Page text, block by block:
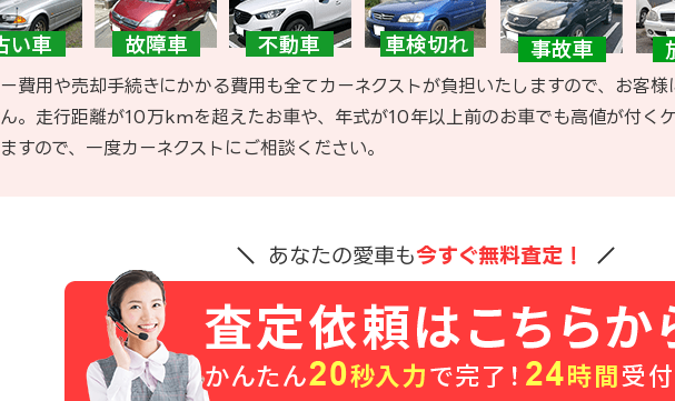
費用や売却手続きにかかる費用も全てカーネクストが負担いたしますので、お客
。走行距離が10万kmを超えたお車や、年式が10年以上前のお車でも高値が付く
すので、一度カーネクストにご相談ください。
あなたの愛車も今すぐ無料査定！